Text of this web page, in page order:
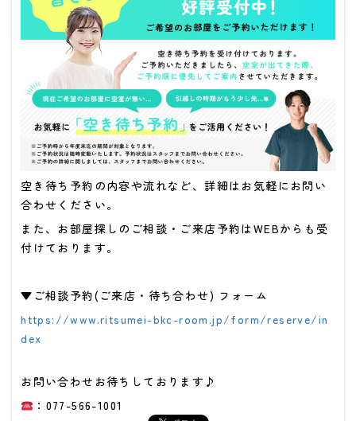
空き待ち予約の内容や流れなど、詳細はお気軽にお問い
合わせください。
また、お部屋探しのご相談・ご来店予約はWEBからも受
付けております。
▼ご相談予約(ご来店・待ち合わせ) フォーム
https://www.ritsumei-bkc-room.jp/form/reserve/in
dex
お問い合わせお待ちしております♪
：077-566-1001